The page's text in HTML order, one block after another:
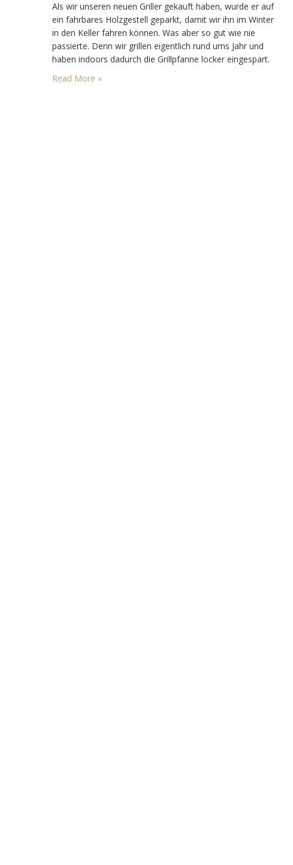
Als wir unseren neuen Griller gekauft haben, wurde er auf
ein fahrbares Holzgestell geparkt, damit wir ihn im Winter
in den Keller fahren können. Was aber so gut wie nie
passierte. Denn wir grillen eigentlich rund ums Jahr und
haben indoors dadurch die Grillpfanne locker eingespart.
Meist machen wir im Winter am Griller aber nur Fleisch
Read More »